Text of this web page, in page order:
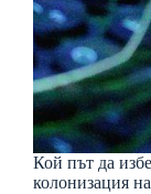
Кой път да
колонизация